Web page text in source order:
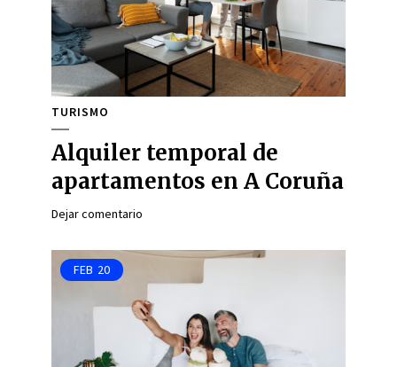
TURISMO
Alquiler temporal de
apartamentos en A Coruña
Dejar comentario
FEB 20